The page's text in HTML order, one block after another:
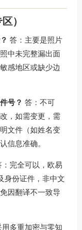
）
答：主要是照片
中未完整漏出面
感地区或缺少边
号？ 答：不可
，如需变更，需
文件（如姓名变
信息准确。
：完全可以，欧易
身份证件，非中文
因翻译不一致导
多重加密与零知